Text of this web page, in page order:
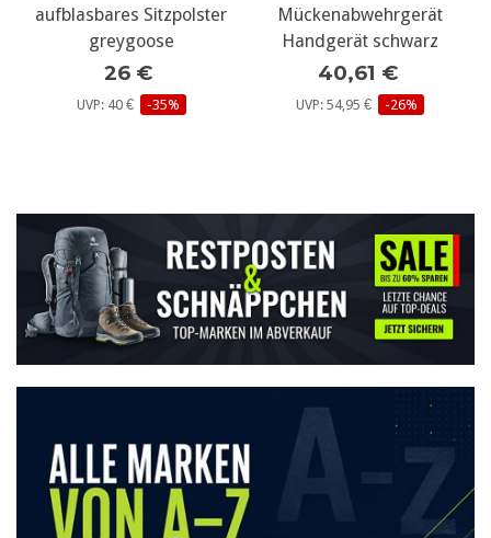
aufblasbares Sitzpolster
greygoose
26 €
UVP: 40 € -35%
Mückenabwehrgerät
Handgerät schwarz
40,61 €
UVP: 54,95 € -26%